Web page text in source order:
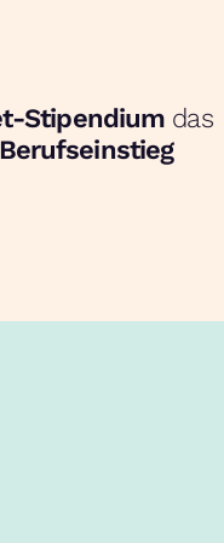
Stipendium das